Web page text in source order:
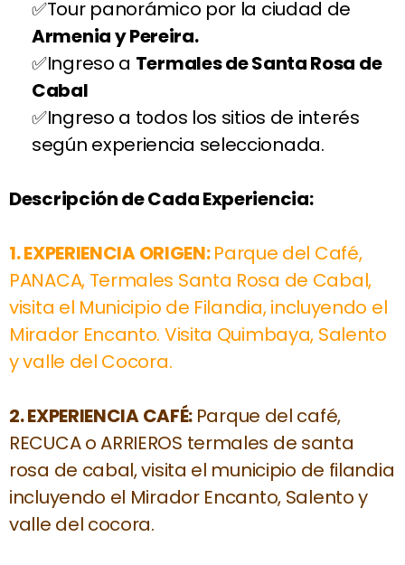
Tour panorámico por la ciudad de
Armenia y Pereira.
Ingreso a Termales de Santa Rosa de
Cabal
Ingreso a todos los sitios de interés
según experiencia seleccionada.
Descripción de Cada Experiencia:
1.EXPERIENCIA ORIGEN:Parque del Café,
PANACA, Termales Santa Rosa de Cabal,
visita el Municipio de Filandia, incluyendo el
Mirador Encanto. Visita Quimbaya, Salento
y valle del Cocora.
2.EXPERIENCIA CAFÉ: Parque del café,
RECUCA o ARRIEROS termales de santa
rosa de cabal, visita el municipio de filandia
incluyendo el Mirador Encanto, Salento y
valle del cocora.